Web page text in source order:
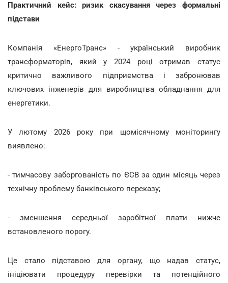
Практичний кейс: ризик скасування через формальні
підстави
Компанія «ЕнергоТранс» - український виробник
трансформаторів, який у 2024 році отримав статус
критично важливого підприємства і забронював
ключових інженерів для виробництва обладнання для
енергетики.
У лютому 2026 року при щомісячному моніторингу
виявлено:
- тимчасову заборгованість по ЄСВ за один місяць через
технічну проблему банківського переказу;
- зменшення середньої заробітної плати нижче
встановленого порогу.
Це стало підставою для органу, що надав статус,
ініціювати процедуру перевірки та потенційного